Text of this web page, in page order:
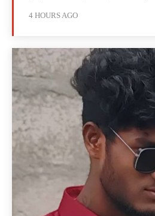
4 HOURS AGO